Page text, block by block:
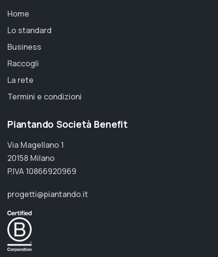
Home
Lo standard
Business
Raccogli
La rete
Termini e condizioni
Piantando Società Benefit
Via Magellano 1
20158 Milano
P.IVA 10866920969
progetti@piantando.it